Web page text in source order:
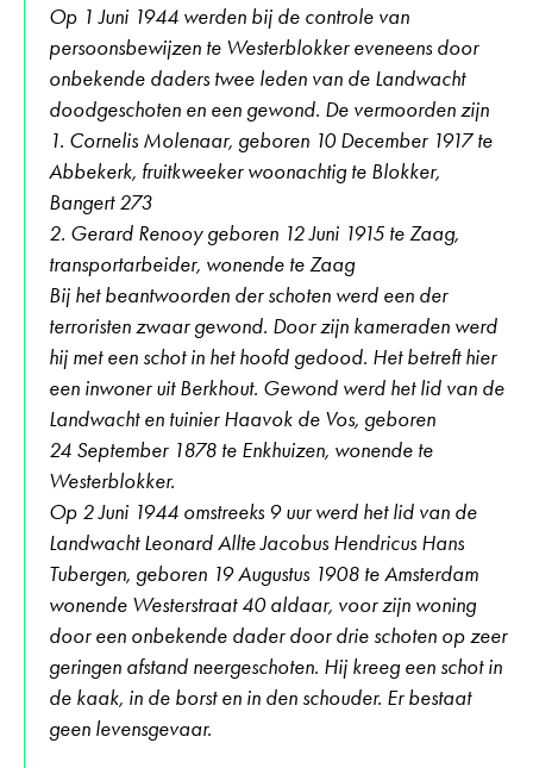
Op 1 Juni 1944 werden bij de controle van
persoonsbewijzen te Westerblokker eveneens door
onbekende daders twee leden van de Landwacht
doodgeschoten en een gewond. De vermoorden zijn
1. Cornelis Molenaar, geboren 10 December 1917 te
Abbekerk, fruitkweeker woonachtig te Blokker,
Bangert 273
2. Gerard Renooy geboren 12 Juni 1915 te Zaag,
transportarbeider, wonende te Zaag
Bij het beantwoorden der schoten werd een der
terroristen zwaar gewond. Door zijn kameraden werd
hij met een schot in het hoofd gedood. Het betreft hier
een inwoner uit Berkhout. Gewond werd het lid van de
Landwacht en tuinier Haavok de Vos, geboren
24 September 1878 te Enkhuizen, wonende te
Westerblokker.
Op 2 Juni 1944 omstreeks 9 uur werd het lid van de
Landwacht Leonard Allte Jacobus Hendricus Hans
Tubergen, geboren 19 Augustus 1908 te Amsterdam
wonende Westerstraat 40 aldaar, voor zijn woning
door een onbekende dader door drie schoten op zeer
geringen afstand neergeschoten. Hij kreeg een schot in
de kaak, in de borst en in den schouder. Er bestaat
geen levensgevaar.